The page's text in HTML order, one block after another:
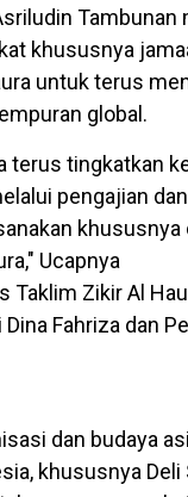
Tambunan
khususnya
untuk terus
global.
terus tingkatkan
pengajian
Ucapnya
Taklim Zikir Al
Fahriza dan
dan budaya
khususnya Deli